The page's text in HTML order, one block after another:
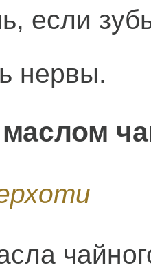
если
нервы.